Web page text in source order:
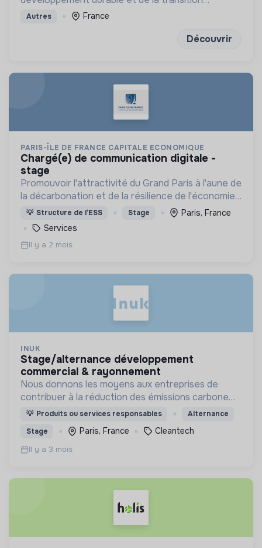
écologique en entreprise
Autres France
Découvrir
PARIS-ÎLE DE FRANCE CAPITALE ECONOMIQUE
chargé(e) de communication digitale -
stage
Promouvoir l'attractivité du Grand Paris à l'aune de
la décarbonation et de la résilience de l'économie
et des territoires.
💡 Structure de l’ESS Stage
Paris, France
Services
Il y a 2 mois
INUK
stage/alternance développement
commercial & rayonnement
Nous donnons les moyens aux entreprises de
contribuer à la réduction des émissions carbone
via outil innovant de contribution carbone grâce
💡 Produits ou services responsables
Alternance
Stage
Paris, France Cleantech
Il y a 3 mois